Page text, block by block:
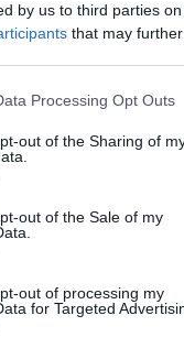
by us to third parties
that may
Processing Opt Outs
out of the Sharing of
out of the Sale of my
out of processing my
for Targeted
Φόρμα παραγγελίας
Όροι Χρήσης